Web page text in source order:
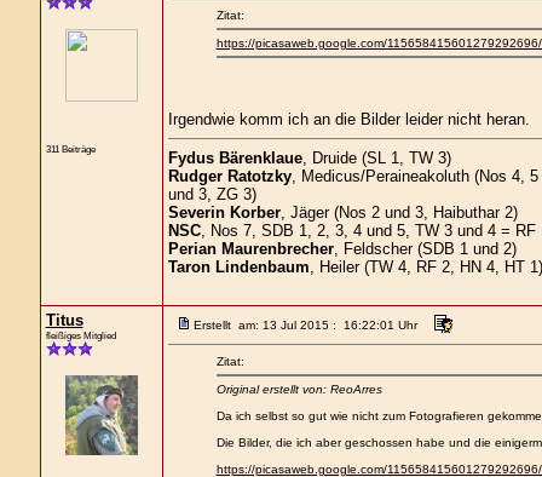
311 Beiträge
Zitat:
https://picasaweb.google.com/
Irgendwie komm ich an die Bilder leider nicht heran.
Fydus Bärenklaue, Druide (SL 1, TW 3)
Rudger Ratotzky, Medicus/Peraineakoluth (Nos 4,
und 3, ZG 3)
Severin Korber, Jäger (Nos 2 und 3, Haibuthar 2)
NSC, Nos 7, SDB 1, 2, 3, 4 und 5, TW 3 und 4 =
Perian Maurenbrecher, Feldscher (SDB 1 und 2)
Taron Lindenbaum, Heiler (TW 4, RF 2, HN 4, HT 1)
Titus
fleißiges Mitglied
Erstellt am: 13 Jul 2015 : 16:22:01 Uhr
Zitat:
Original erstellt von: ReoArres
Da ich selbst so gut wie nicht zum Fotografieren
Die Bilder, die ich aber geschossen habe und die
https://picasaweb.google.com/